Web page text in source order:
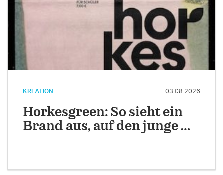
KREATION 03.08.2026
Horkesgreen: So sieht ein
Brand aus, auf den junge …